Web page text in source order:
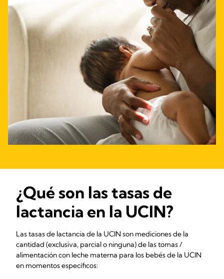
¿Qué son las tasas de
lactancia en la UCIN?
Las tasas de lactancia de la UCIN son mediciones de la
cantidad (exclusiva, parcial o ninguna) de las tomas /
alimentación con leche materna para los bebés de la UCIN
en momentos específicos: